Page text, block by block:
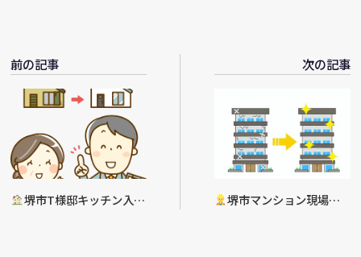
前の記事
堺市T様邸キッチン入替
次の記事
堺市マンション現場工